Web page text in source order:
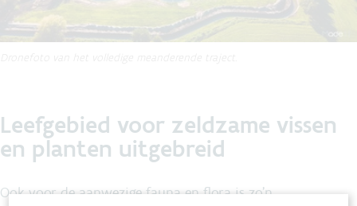
Leefgebied voor zeldzame vissen
en planten uitgebreid
Ook voor de aanwezige fauna en flora is zo’n